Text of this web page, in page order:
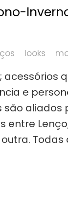
looks
acessórios
e
são